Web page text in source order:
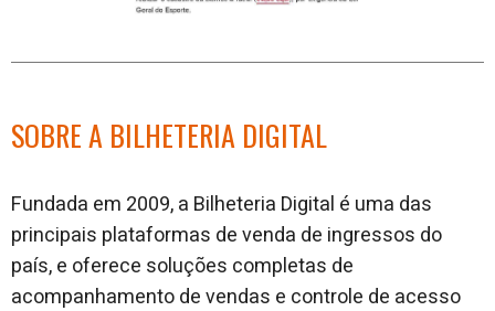
SOBRE A BILHETERIA DIGITAL
Fundada em 2009, a Bilheteria Digital é uma das
principais plataformas de venda de ingressos do
país, e oferece soluções completas de
acompanhamento de vendas e controle de acesso